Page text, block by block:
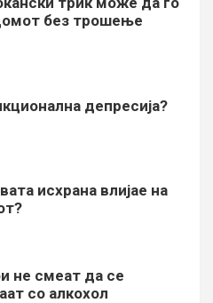
без трошење
депресија?
исхрана влијае на
не смеат да се
со алкохол